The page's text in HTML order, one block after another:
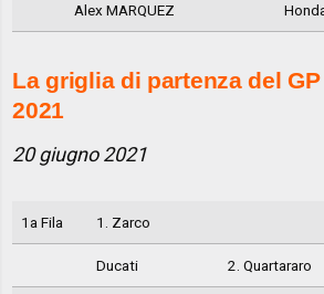
Alex MARQUEZ
La griglia di partenza del
2021
20 giugno 2021
1a Fila 1. Zarco
Ducati 2. Quartararo